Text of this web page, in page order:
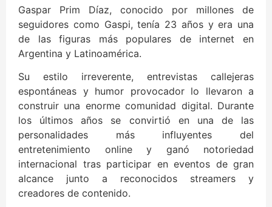
Gaspar Prim Díaz, conocido por millones de
seguidores como Gaspi, tenía 23 años y era una
de las figuras más populares de internet en
Argentina y Latinoamérica.
Su estilo irreverente, entrevistas callejeras
espontáneas y humor provocador lo llevaron a
construir una enorme comunidad digital. Durante
los últimos años se convirtió en una de las
personalidades más influyentes del
entretenimiento online y ganó notoriedad
internacional tras participar en eventos de gran
alcance junto a reconocidos streamers y
creadores de contenido.